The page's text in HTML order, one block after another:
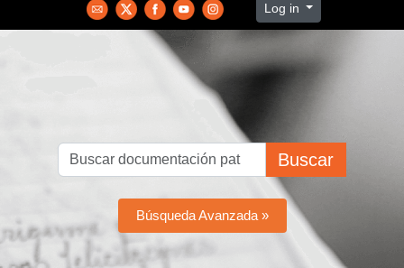
Log in
Buscar
Búsqueda Avanzada »